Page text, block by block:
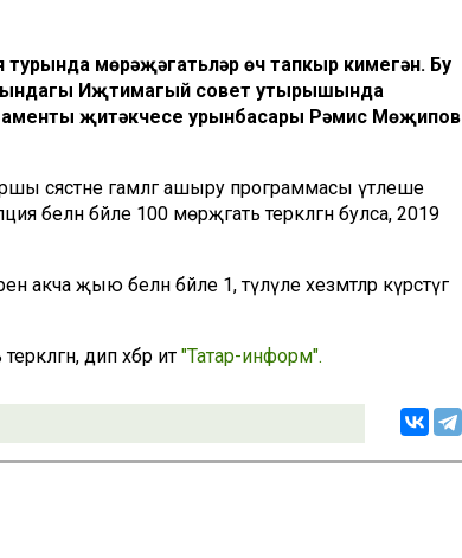
мөрәҗәгатьләр өч тапкыр кимегән. Бу
Иҗтимагый совет утырышында
җитәкчесе урынбасары Рәмис Мөҗипов
сәясәтне гамәлгә ашыру программасы үтәлеше
бәйле 100 мөрәҗәгать теркәлгән булса, 2019
акча җыю белән бәйле 1, түләүле хезмәтләр күрсәтүгә
дип хәбәр итә "Татар-информ".